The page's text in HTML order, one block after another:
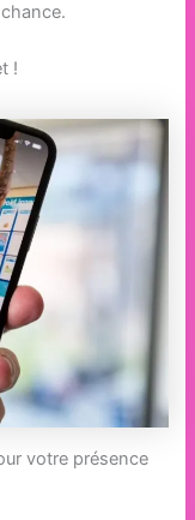
!
votre présence